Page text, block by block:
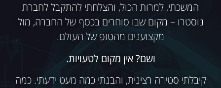
המשכתי, למרות הכול, והצלחתי להתקבל לחברת
נוסטרו – מקום שבו סוחרים בכסף של החברה, מול
מקצוענים מהטופ של העולם.
ושם? אין מקום לטעויות.
קיבלתי סטירה רצינית, והבנתי כמה מעט ידעתי. כמה